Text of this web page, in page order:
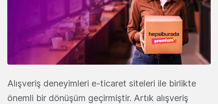
Alışveriş deneyimleri e-ticaret siteleri ile birlikte
önemli bir dönüşüm geçirmiştir. Artık alışveriş